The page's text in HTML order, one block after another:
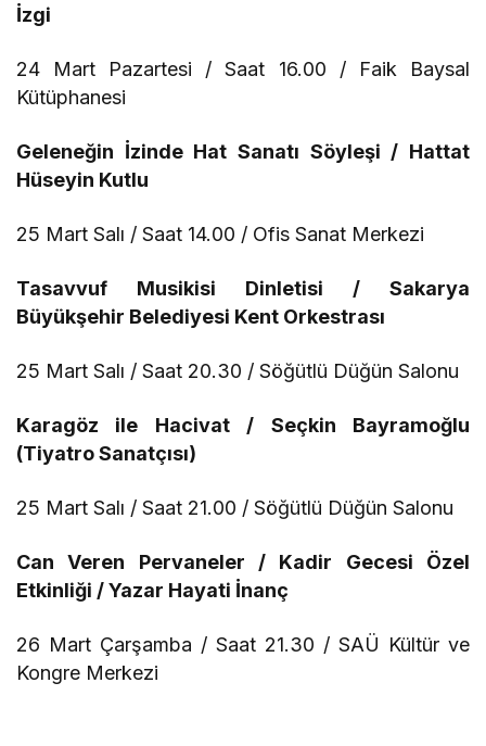
İzgi
24 Mart Pazartesi / Saat 16.00 / Faik Baysal
Kütüphanesi
Geleneğin İzinde Hat Sanatı Söyleşi / Hattat
Hüseyin Kutlu
25 Mart Salı / Saat 14.00 / Ofis Sanat Merkezi
Tasavvuf Musikisi Dinletisi / Sakarya
Büyükşehir Belediyesi Kent Orkestrası
25 Mart Salı / Saat 20.30 / Söğütlü Düğün Salonu
Karagöz ile Hacivat / Seçkin Bayramoğlu
(Tiyatro Sanatçısı)
25 Mart Salı / Saat 21.00 / Söğütlü Düğün Salonu
Can Veren Pervaneler / Kadir Gecesi Özel
Etkinliği / Yazar Hayati İnanç
26 Mart Çarşamba / Saat 21.30 / SAÜ Kültür ve
Kongre Merkezi